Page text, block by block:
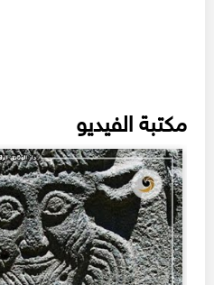
مكتبة الفيديو